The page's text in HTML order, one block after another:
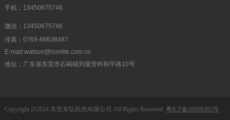
手机：13450675746
微信：13450675746
传真：0769-86638487
E-mail:watson@honlite.com.cn
地址：广东省东莞市石碣镇刘屋管村和平路10号
Copyright @2024 东莞东弘机电有限公司 All Rights Reserved. 粤ICP备10008392号